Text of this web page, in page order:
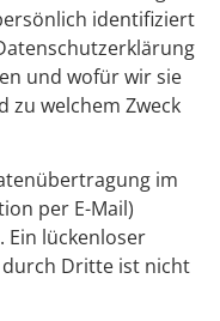
identifiziert
und wofür wir sie
zu welchem Zweck
im
per E-Mail)
Ein lückenloser
Dritte ist nicht